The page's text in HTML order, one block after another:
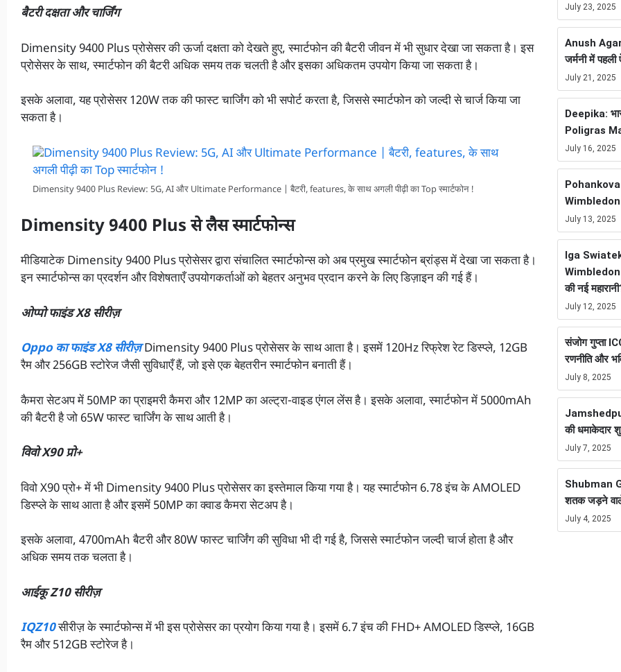
बैटरी दक्षता और चार्जिंग
Dimensity 9400 Plus प्रोसेसर की ऊर्जा दक्षता को देखते हुए, स्मार्टफोन की बैटरी जीवन में भी सुधार देखा जा सकता है। इस
प्रोसेसर के साथ, स्मार्टफोन की बैटरी अधिक समय तक चलती है और इसका अधिकतम उपयोग किया जा सकता है।
इसके अलावा, यह प्रोसेसर 120W तक की फास्ट चार्जिंग को भी सपोर्ट करता है, जिससे स्मार्टफोन को जल्दी से चार्ज किया जा
सकता है।
Dimensity 9400 Plus Review: 5G, AI और Ultimate Performance | बैटरी, features, के साथ अगली पीढ़ी का Top स्मार्टफोन !
Dimensity 9400 Plus से लैस स्मार्टफोन्स
मीडियाटेक Dimensity 9400 Plus प्रोसेसर द्वारा संचालित स्मार्टफोन्स को अब प्रमुख स्मार्टफोन ब्रांड्स में देखा जा सकता है।
इन स्मार्टफोन्स का प्रदर्शन और विशेषताएँ उपयोगकर्ताओं को बेहतर अनुभव प्रदान करने के लिए डिज़ाइन की गई हैं।
ओप्पो फाइंड X8 सीरीज़
Oppo का फाइंड X8 सीरीज़Dimensity 9400 Plus प्रोसेसर के साथ आता है। इसमें 120Hz रिफ्रेश रेट डिस्प्ले, 12GB
रैम और 256GB स्टोरेज जैसी सुविधाएँ हैं, जो इसे एक बेहतरीन स्मार्टफोन बनाती हैं।
कैमरा सेटअप में 50MP का प्राइमरी कैमरा और 12MP का अल्ट्रा-वाइड एंगल लेंस है। इसके अलावा, स्मार्टफोन में 5000mAh
की बैटरी है जो 65W फास्ट चार्जिंग के साथ आती है।
विवो X90 प्रो+
विवो X90 प्रो+ में भी Dimensity 9400 Plus प्रोसेसर का इस्तेमाल किया गया है। यह स्मार्टफोन 6.78 इंच के AMOLED
डिस्प्ले के साथ आता है और इसमें 50MP का क्वाड कैमरा सेटअप है।
इसके अलावा, 4700mAh बैटरी और 80W फास्ट चार्जिंग की सुविधा भी दी गई है, जिससे स्मार्टफोन जल्दी चार्ज होता है और
अधिक समय तक चलता है।
आईकू Z10 सीरीज़
IQZ10सीरीज़ के स्मार्टफोन्स में भी इस प्रोसेसर का प्रयोग किया गया है। इसमें 6.7 इंच की FHD+ AMOLED डिस्प्ले, 16GB
रैम और 512GB स्टोरेज है।
July 23, 2025
Anush
जर्मनी में
July 21, 2025
Deepika:
Poligras
July 16, 2025
Pohankova
July 13, 2025
Iga
Wimbledon
की नई
July 12, 2025
संजोग गुप्ता
रणनीति और
July 8, 2025
की
July 7, 2025
Shubman
शतक जड़ने
July 4, 2025